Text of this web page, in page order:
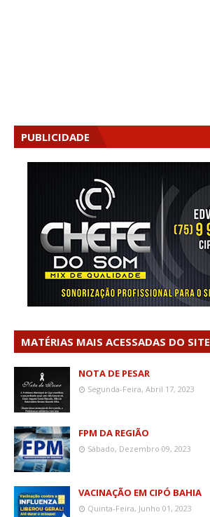
PUBLICIDADE
MATÉRIAS MAIS ACESSADAS DO SITE
NOTA DE PESAR
Segunda-Feira, Abril 17, 2023
FPM DA REGIÃO
Sábado, Dezembro 09, 2023
VACINAÇÃO EM CIPÓ BAHIA
Quinta-Feira, Junho 01, 2023